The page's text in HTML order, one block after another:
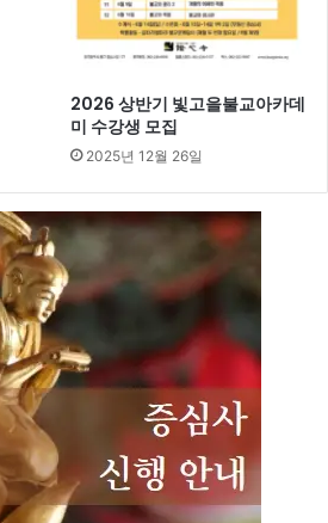
2026 상반기 빛고을불교아카데
미 수강생 모집
2025년 12월 26일